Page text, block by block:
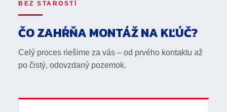
BEZ STAROSTÍ
ČO ZAHŔŇA MONTÁŽ NA KĽÚČ?
Celý proces riešime za vás – od prvého kontaktu až
po čistý, odovzdaný pozemok.